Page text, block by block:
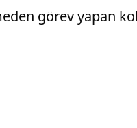
görev yapan